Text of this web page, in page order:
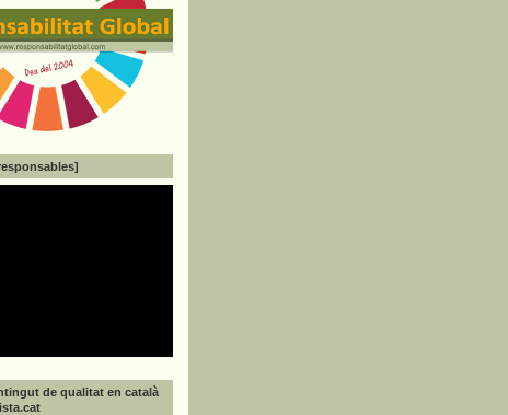
de qualitat en català